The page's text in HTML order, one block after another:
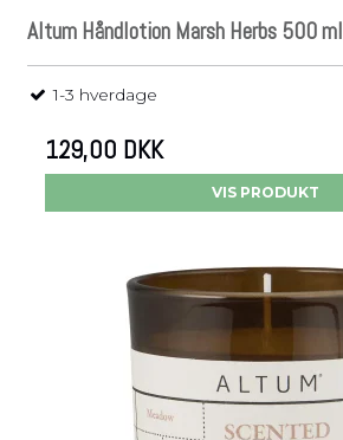
Altum Håndlotion Marsh Herbs 500 ml
1-3 hverdage
129,00 DKK
VIS PRODUKT